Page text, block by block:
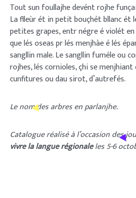
Tout sun foullajhe devént rojhe
La flleùr ét in petit bouçhét bllanc ét
petites grapes, entr négre é violét en
que lés oseas pr lés menjhàe é lés
sangllin male. Le sangllin fuméle ou
rojhes, lés cornioles, çhi se
cunfitures ou dau sirot, d’autrefés.
Le nom des arbres en parlanjhe.
Catalogue réalisé à l’occasion des
vivre la langue régionaleles 5-6